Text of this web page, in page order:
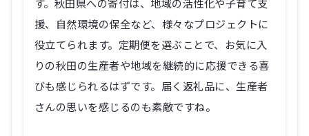
す。秋田県への寄付は、地域の活性化や子育て支
援、自然環境の保全など、様々なプロジェクトに
役立てられます。定期便を選ぶことで、お気に入
りの秋田の生産者や地域を継続的に応援できる喜
びも感じられるはずです。届く返礼品に、生産者
さんの思いを感じるのも素敵ですね。